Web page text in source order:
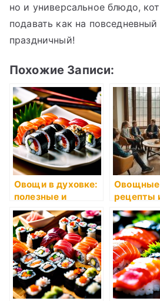
но и универсальное блюдо,
подавать как на
праздничный!
Похожие Записи:
Овощи в духовке:
полезные и
вкусные идеи
Овощные
рецепты